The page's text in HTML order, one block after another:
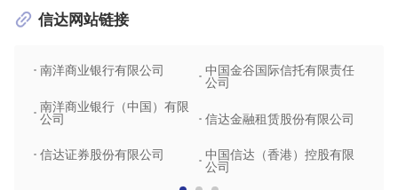
信达网站链接
南洋商业银行有限公司
南洋商业银行（中国）有限
公司
信达证券股份有限公司
中国金谷国际信托有限责任
公司
信达金融租赁股份有限公司
中国信达（香港）控股有限
公司